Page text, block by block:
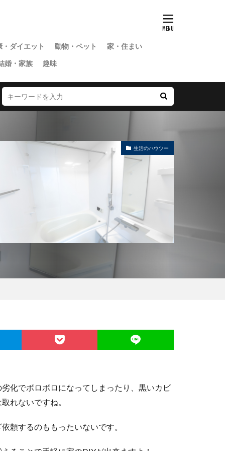
・ダイエット 動物・ペット
家・住まい
婚・家族 趣味
生活のハウツー
化でボロボロになってしまったり、黒いカビ
れないですね。
頼するのももったいないです。